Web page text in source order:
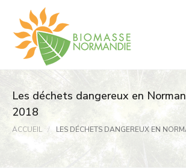
contenu
Les déchets dangereux en
2018
ACCUEIL LES DÉCHETS DANGEREUX EN